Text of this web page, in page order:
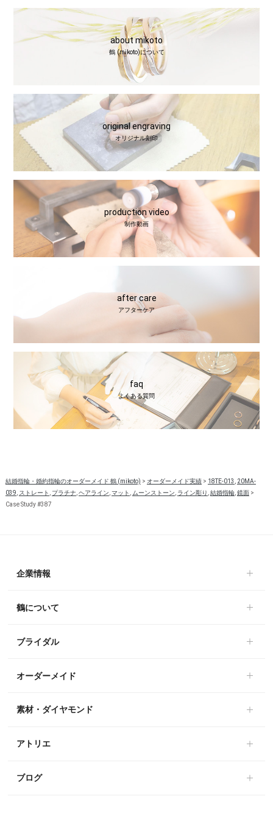
about mikoto
鶴 (mikoto)について
original engraving
オリジナル刻印
production video
制作動画
after care
アフターケア
faq
よくある質問
結婚指輪・婚約指輪のオーダーメイド 鶴 (mikoto) > オーダーメイド実績> 18TE-013
20MA-
039 ストレート プラチナ ヘアライン マット ムーンストーン ライン彫り 結婚指輪, 鏡面>
Case Study #387
企業情報
鶴について
ブライダル
オーダーメイド
素材・ダイヤモンド
アトリエ
ブログ